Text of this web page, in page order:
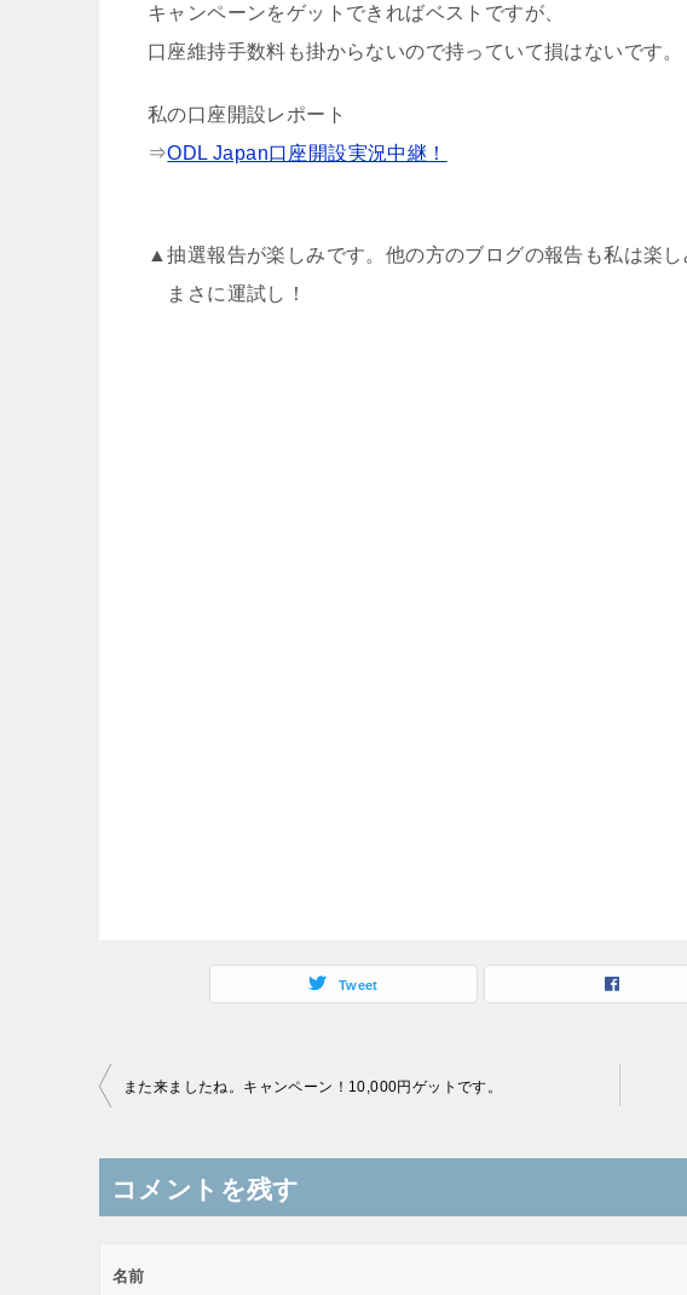
キャンペーンをゲットできればベストですが、
口座維持手数料も掛からないので持っていて損はないです。
私の口座開設レポート
⇒ODL Japan口座開設実況中継！
▲抽選報告が楽しみです。他の方のブログの報告も私は楽し
まさに運試し！
Tweet
投
ナ
ビ
ー
また来ましたね。キャンペーン！10,000円ゲットです。
コメントを残す
名前